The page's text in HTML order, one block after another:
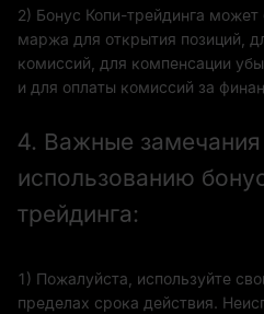
2) Бонус Копи-трейдинга может
маржа для открытия позиций,
комиссий, для компенсации
и для оплаты комиссий за
4. Важные
использованию
трейдинга:
1) Пожалуйста, используйте
пределах срока действия.